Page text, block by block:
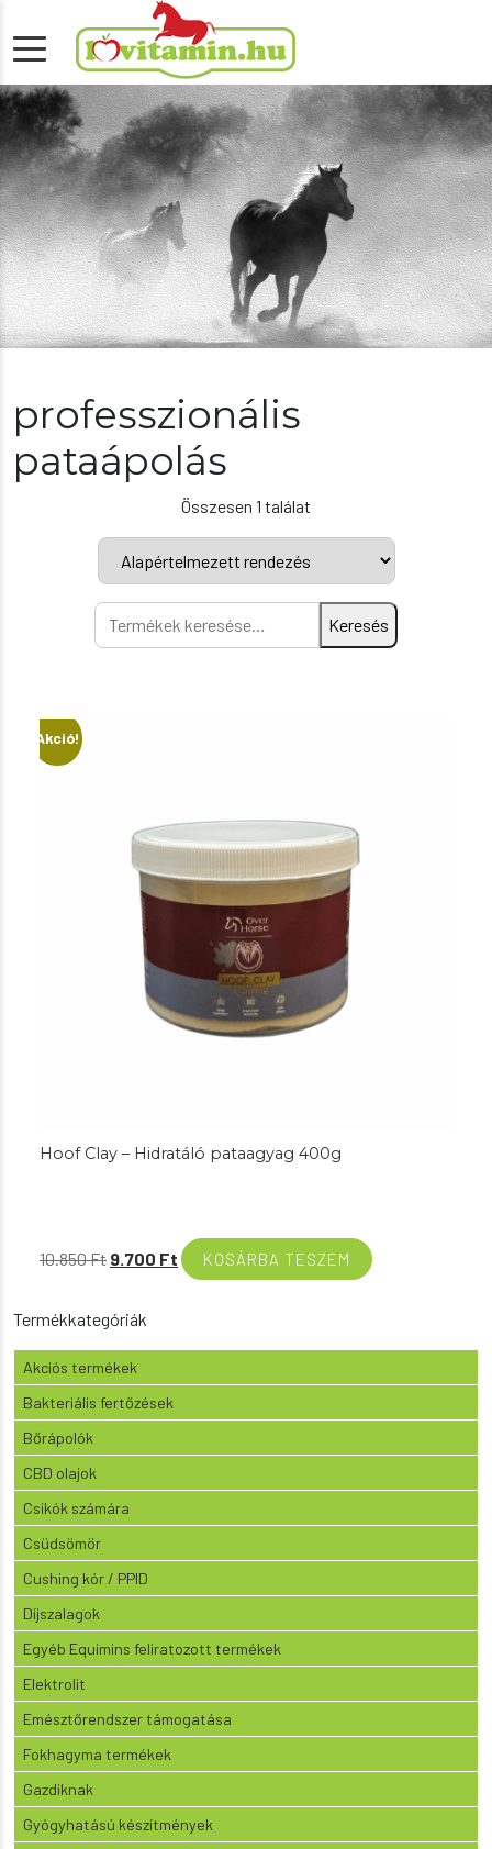
professzionális
pataápolás
Összesen 1 találat
Keresés
a
Keresés
Akció!
Hoof Clay – Hidratáló pataagyag 400g
10.850Ft Original
10.850 Ft.
9.700 Ft Current
price
KOSÁRBA TESZEM
Termékkategóriák
Akciós termékek
Bakteriális fertőzések
Bőrápolók
CBD olajok
Csikók számára
Csüdsömör
Cushing kór / PPID
Díjszalagok
Egyéb Equimins feliratozott termékek
Elektrolit
Emésztőrendszer támogatása
Fokhagyma termékek
Gazdiknak
Gyógyhatású készítmények